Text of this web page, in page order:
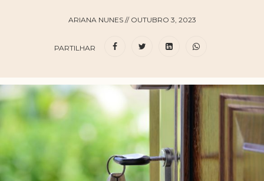
ARIANA NUNES// OUTUBRO 3, 2023
PARTILHAR